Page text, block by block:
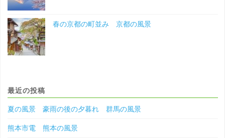
春の京都の町並み 京都の風景
最近の投稿
夏の風景 豪雨の後の夕暮れ 群馬の風景
熊本市電 熊本の風景